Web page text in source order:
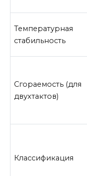
Температурная
стабильность
Сгораемость (для
двухтактов)
Классификация